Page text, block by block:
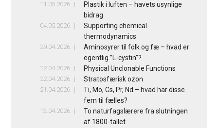
11.05.2026
Plastik i luften – havets usynlige
bidrag
04.05.2026
Supporting chemical
thermodynamics
29.04.2026
Aminosyrer til folk og fæ – hvad er
egentlig ”L-cystin”?
22.04.2026 Physical Unclonable Functions
22.04.2026 Stratosfærisk ozon
21.04.2026
Ti, Mo, Cs, Pr, Nd – hvad har disse
fem til fælles?
13.04.2026
To naturfagslærere fra slutningen
af 1800-tallet